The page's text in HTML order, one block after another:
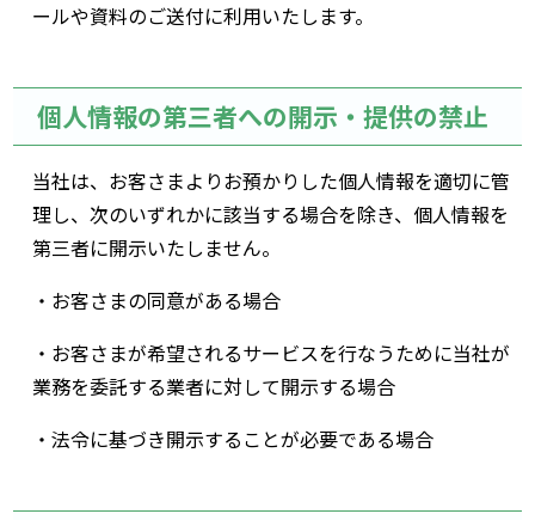
ールや資料のご送付に利用いたします。
個人情報の第三者への開示・提供の禁止
当社は、お客さまよりお預かりした個人情報を適切に管
理し、次のいずれかに該当する場合を除き、個人情報を
第三者に開示いたしません。
・お客さまの同意がある場合
・お客さまが希望されるサービスを行なうために当社が
業務を委託する業者に対して開示する場合
・法令に基づき開示することが必要である場合